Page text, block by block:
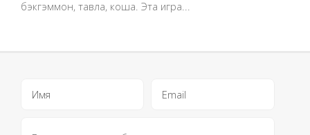
бэкгэммон, тавла, коша. Эта игра...